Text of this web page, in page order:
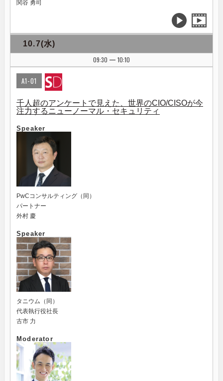
関谷 勇司
10.7(水)
09:30
| 10:10
A1-01
千人超のアンケートで見えた、世界のCIO/CISOが今
注力するニューノーマル・セキュリティ
Speaker
PwCコンサルティング（同）
パートナー
外村 慶
Speaker
タニウム（同）
代表執行役社長
古市 力
Moderator